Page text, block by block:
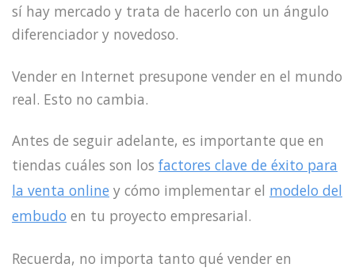
sí hay mercado y trata de hacerlo con un ángulo
diferenciador y novedoso.
Vender en Internet presupone vender en el mundo
real. Esto no cambia.
Antes de seguir adelante, es importante que en
tiendas cuáles son los factores clave de éxito para
la venta online y cómo implementar el modelo del
embudo en tu proyecto empresarial.
Recuerda, no importa tanto qué vender en